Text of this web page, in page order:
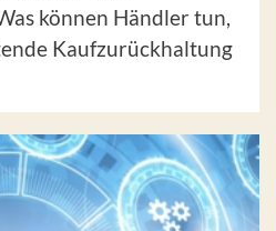
können Händler tun,
Kaufzurückhaltung